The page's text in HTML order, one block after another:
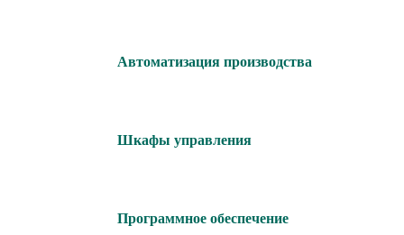
Автоматизация производства
Шкафы управления
Программное обеспечение